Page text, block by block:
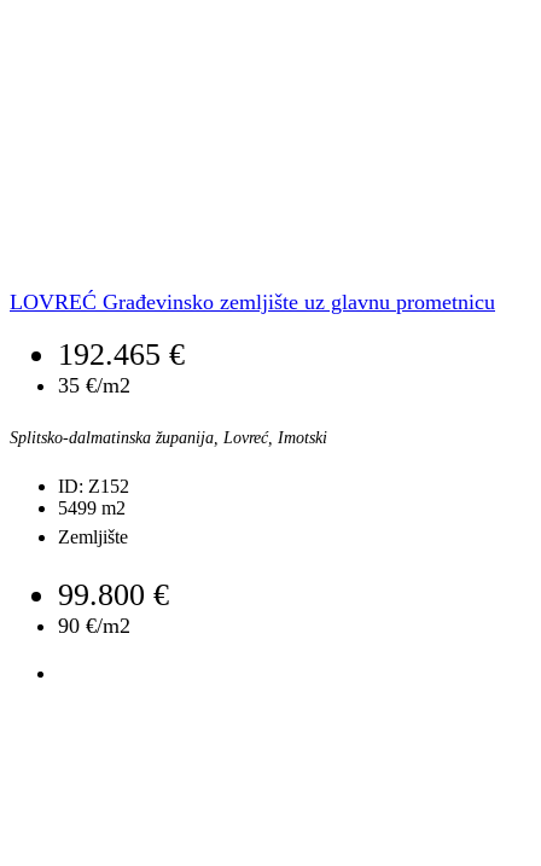
LOVREĆ Građevinsko zemljište uz glavnu prometnicu
192.465 €
35 €/m2
Splitsko-dalmatinska županija, Lovreć, Imotski
ID: Z152
5499 m2
Zemljište
99.800 €
90 €/m2